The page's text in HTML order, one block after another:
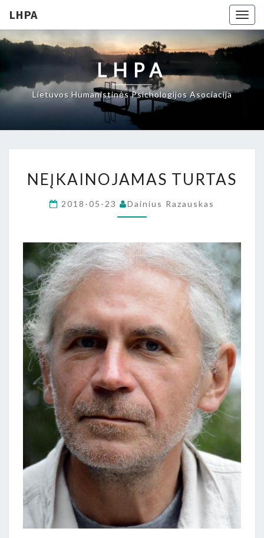
LHPA
LHPA
Lietuvos Humanistinės Psichologijos Asociacija
TURTAS
NEĮKAINOJAMAS TURTAS
2018-05-23 Dainius Razauskas